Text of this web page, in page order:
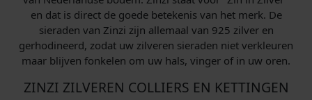
en dat is direct de goede betekenis van het merk. De
sieraden van Zinzi zijn allemaal van 925 zilver en
gerhodineerd, zodat uw zilveren sieraden niet verkleuren
maar blijven fonkelen om uw hals, vinger of in uw oren.
ZINZI ZILVEREN COLLIERS EN KETTINGEN